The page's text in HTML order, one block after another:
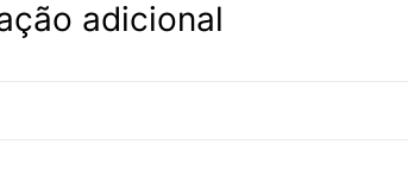
adicional